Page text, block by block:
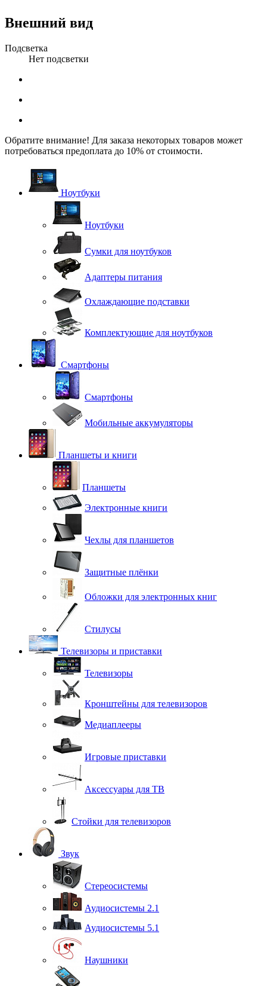
Внешний вид
Подсветка
Нет подсветки
Обратите внимание! Для заказа некоторых товаров может
потребоваться предоплата до 10% от стоимости.
Ноутбуки
Ноутбуки
Сумки для ноутбуков
Адаптеры питания
Охлаждающие подставки
Комплектующие для ноутбуков
Смартфоны
Смартфоны
Мобильные аккумуляторы
Планшеты и книги
Планшеты
Электронные книги
Чехлы для планшетов
Защитные плёнки
Обложки для электронных книг
Стилусы
Телевизоры и приставки
Телевизоры
Кронштейны для телевизоров
Медиаплееры
Игровые приставки
Аксессуары для ТВ
Стойки для телевизоров
Звук
Стереосистемы
Аудиосистемы 2.1
Аудиосистемы 5.1
Наушники